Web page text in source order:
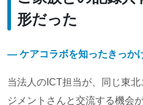
形だった
― ケアコラボを知ったきっか
当法人のICT担当が、同じ東
ジメントさんと交流する機会